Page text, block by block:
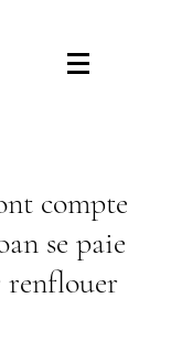
compte
se paie
renflouer